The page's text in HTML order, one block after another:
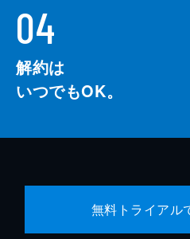
04
解約は
いつでもOK。
無料トライアル